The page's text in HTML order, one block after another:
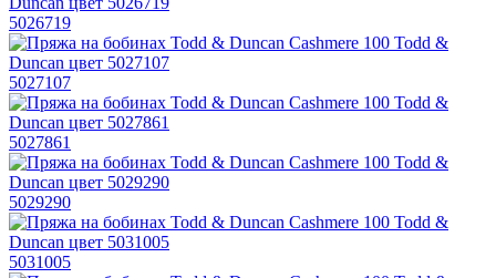
5026719
5027107
5027861
5029290
5031005